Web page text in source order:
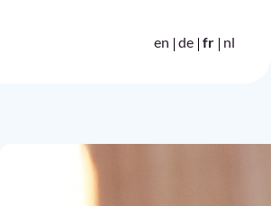
en de fr nl